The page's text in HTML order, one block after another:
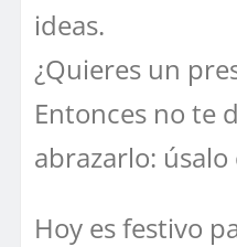
ideas.
¿Quieres un
Entonces no te
abrazarlo:
Hoy es festivo